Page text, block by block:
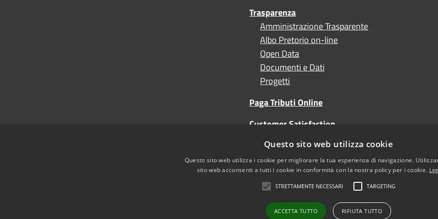
Trasparenza
Amministrazione Trasparente
Albo Pretorio on-line
Open Data
Documenti e Dati
Progetti
Paga Tributi Online
Customer Satisfaction
Turismo
Questo sito web utilizza cookie
Questo sito web utilizza i cookie per migliorare la tua esperienza di navigazione.
sito web acconsenti a tutti i cookie in conformità con la nostra policy per i cookie.
STRETTAMENTE NECESSARI TARGETING
ACCETTA TUTTO RIFIUTA TUTTO